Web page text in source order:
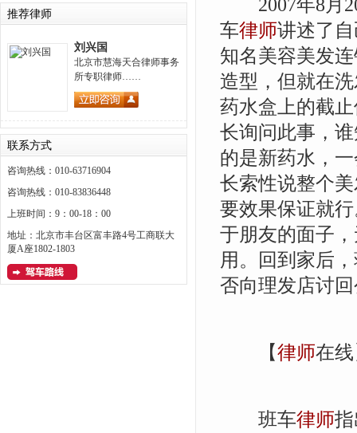
2007年8月20
车律师讲述了
知名美容美发
造型，但就在
药水盒上的截
长询问此事，
的是新药水，
长索性说整个
要效果保证就
于朋友的面子
用。回到家后
否向理发店讨
【律师在
班车律师
推荐律师
刘兴国
北京市慧海天合律师事务
所专职律师……
联系方式
咨询热线：010-63716904
咨询热线：010-83836448
上班时间：9：00-18：00
地址：北京市丰台区富丰路4号工商联大
厦A座1802-1803